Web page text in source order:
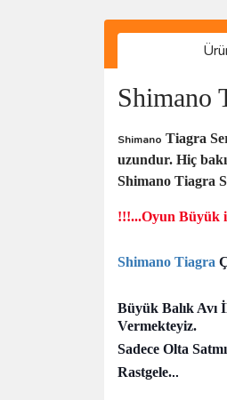
Shimano
Shimano Tiagra
uzundur. Hiç
Shimano Tiagra
!!!...Oyun Büyük
Shimano Tiagra
Büyük Balık Avı
Vermekteyiz.
Sadece Olta
Rastgele...